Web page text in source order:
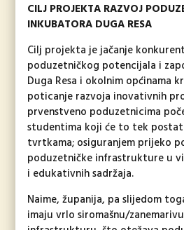
CILJ PROJEKTA RAZVOJ
INKUBATORA DUGA RESA
Cilj projekta je jačanje
poduzetničkog potencijala i
Duga Resa i okolnim općinama
poticanje razvoja inovativnih
prvenstveno poduzetnicima
studentima koji će to tek
tvrtkama; osiguranjem prijeko
poduzetničke infrastrukture u
i edukativnih sadržaja.
Naime, županija, pa slijedom
imaju vrlo siromašnu/